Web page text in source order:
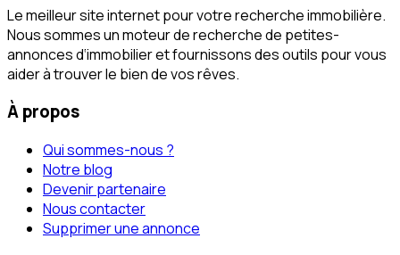
Le meilleur site internet pour votre recherche immobilière.
Nous sommes un moteur de recherche de petites-
annonces d‘immobilier et fournissons des outils pour vous
aider à trouver le bien de vos rêves.
À propos
Qui sommes-nous ?
Notre blog
Devenir partenaire
Nous contacter
Supprimer une annonce